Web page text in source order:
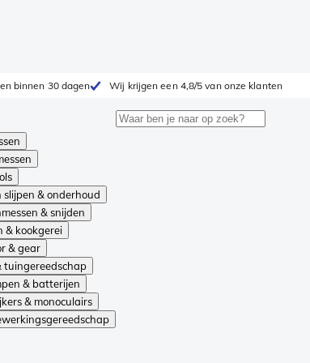
binnen 30 dagen Wij krijgen een 4,8/5 van onze klanten
slijpen & onderhoud
& snijden
& kookgerei
& gear
tuingereedschap
& batterijen
& monoculairs